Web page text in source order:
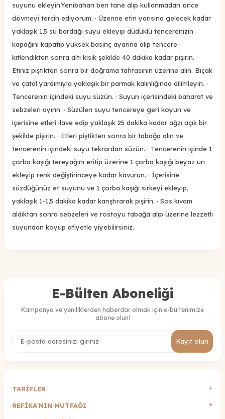
suyunu ekleyin.Yenibaharı ben tane alıp kullanmadan önce
dövmeyi tercih ediyorum. · Üzerine etin yarısına gelecek kadar
yaklaşık 1,5 su bardağı suyu ekleyip düdüklü tencerenizin
kapağını kapatıp yüksek basınç ayarına alıp tencere
kitlendikten sonra altı kısık şekilde 40 dakika kadar pişirin. ·
Etiniz piştikten sonra bir doğrama tahtasının üzerine alın. Bıçak
ve çatal yardımıyla yaklaşık bir parmak kalınlığında dilimleyin. ·
Tencerenin içindeki suyu süzün. · Suyun içerisindeki baharat ve
sebzeleri ayırın. · Süzülen suyu tencereye geri koyun ve
içerisine etleri ilave edip yaklaşık 25 dakika kadar ağzı açık bir
şekilde pişirin. · Etleri piştikten sonra bir tabağa alın ve
tencerenin içindeki suyu tekrardan süzün. · Tencerenin içinde 1
çorba kaşığı tereyağını eritip üzerine 1 çorba kaşığı beyaz un
ekleyip renk değiştirinceye kadar kavurun. · İçerisine
süzdüğünüz et suyunu ve 1 çorba kaşığı sirkeyi ekleyip,
yaklaşık 1-1,5 dakika kadar karıştırarak pişirin. · Sos kıvam
aldıktan sonra sebzeleri ve rostoyu tabağa alıp üzerine lezzetli
suyundan koyup afiyetle yiyebilirsiniz.
E-Bülten Aboneliği
Kampanya ve yeniliklerden haberdar olmak için e-bültenimize
abone olun!
Kayıt olun
TARİFLER
REFİKA'NIN MUTFAĞI